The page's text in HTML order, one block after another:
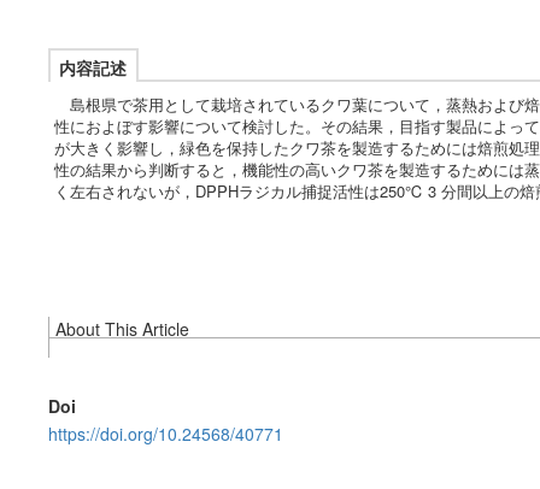
内容記述
島根県で茶用として栽培されているクワ葉について，蒸熱および
性におよぼす影響について検討した。その結果，目指す製品によっ
が大きく影響し，緑色を保持したクワ茶を製造するためには焙煎
性の結果から判断すると，機能性の高いクワ茶を製造するために
く左右されないが，DPPHラジカル捕捉活性は250℃ 3 分間以上の
About This Article
Doi
https://doi.org/10.24568/40771